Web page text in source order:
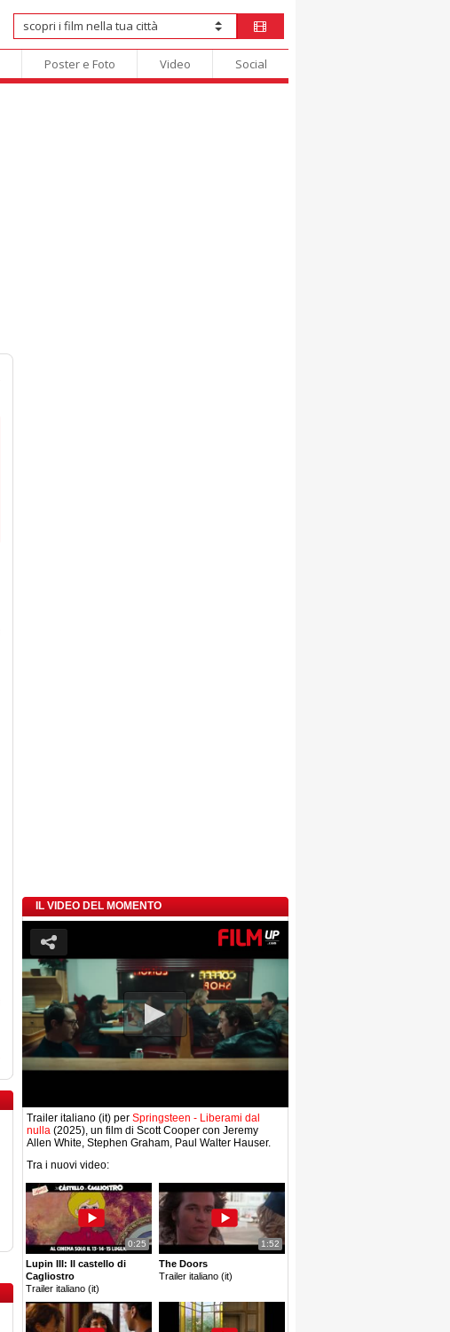
Poster e Foto Video Social
IL VIDEO DEL MOMENTO
Trailer italiano (it) per Springsteen - Liberami dal
nulla (2025), un film di Scott Cooper con Jeremy
Allen White, Stephen Graham, Paul Walter Hauser.
Tra i nuovi video:
0:25
Lupin III: Il castello di
Cagliostro
Trailer italiano (it)
1:52
The Doors
Trailer italiano (it)